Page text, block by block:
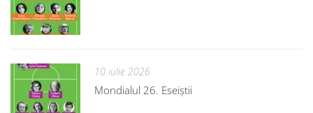
10 iulie 2026
Mondialul 26. Eseiștii